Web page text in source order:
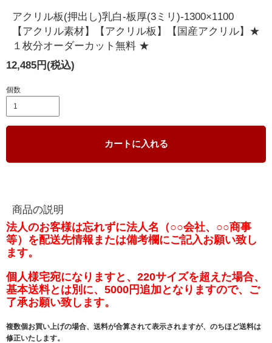
アクリル板(押出し)乳白-板厚(3ミリ)-1300×1100
【アクリル素材】【アクリル板】【国産アクリル】★
１枚分オーダーカット無料 ★
12,485円(税込)
個数
カートに入れる
商品の説明
法人のお客様は忘れずに法人名（○○会社、○○商事
等）を配送先情報または備考欄にご記入お願い致し
ます。
個人様宅宛になりますと、220サイズを超えた場合、
基本送料とは別に、5000円追加となりますので、ご
了承お願い致します。
複数個お買い上げの場合、送料が合算されて表示されますが、のちほど送料は
修正いたします。